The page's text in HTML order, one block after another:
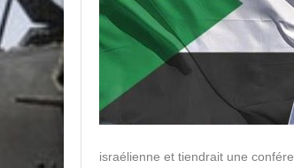
israélienne et tiendrait une